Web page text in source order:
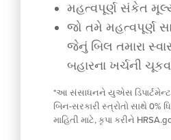
મહત્વપૂર્ણ સંકેત
જો તમે મહત્વપૂર્ણ
જેનું બિલ તમારા
બહારના ખર્ચની
*આ સંસાધનને યુએસ ડિપાર્ટમેન્ટ
બિન-સરકારી સ્ત્રોતો સાથે
માહિતી માટે, કૃપા કરીને